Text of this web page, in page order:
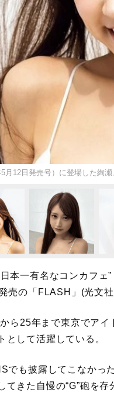
5月12日発売号）に登場した絢
本一有名なコンカフェ
売の「FLASH」(光文
ら25年まで東京でアイ
として活躍している。
でも披露してこなかっ
てきた自慢の“G”砲を存